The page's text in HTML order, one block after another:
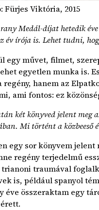
Fürjes Viktória, 2015
Medál-díjat hetedik
év írója is. Lehet tudni,
egy művet, filmet,
egyetlen munka is.
regény, hanem az
ami fontos: ez
két könyved jelent
Mi történt a közbeeső
egy sor könyvem
regény terjedelmű
trianoni traumával
is, például spanyol
éve összeraktam egy